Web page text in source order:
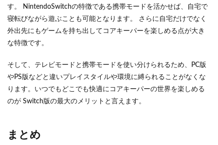
す。 NintendoSwitchの特徴である携帯モードを活かせば、自宅で
寝転びながら遊ぶことも可能となります。 さらに自宅だけでなく
外出先にもゲームを持ち出してコアキーパーを楽しめる点が大き
な特徴です。
そして、テレビモードと携帯モードを使い分けられるため、PC版
やPS版などと違いプレイスタイルや環境に縛られることがなくな
ります。いつでもどこでも快適にコアキーパーの世界を楽しめる
のが Switch版の最大のメリットと言えます。
まとめ